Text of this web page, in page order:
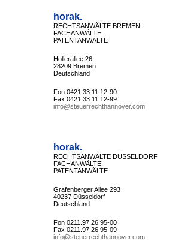
horak.
RECHTSANWÄLTE BREMEN
FACHANWÄLTE
PATENTANWÄLTE
Hollerallee 26
28209 Bremen
Deutschland
Fon 0421.33 11 12-90
Fax 0421.33 11 12-99
info@steuerrechthannover.com
horak.
RECHTSANWÄLTE DÜSSELDORF
FACHANWÄLTE
PATENTANWÄLTE
Grafenberger Allee 293
40237 Düsseldorf
Deutschland
Fon 0211.97 26 95-00
Fax 0211.97 26 95-09
info@steuerrechthannover.com